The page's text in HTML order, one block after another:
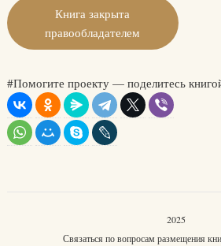
Книга закрыта
правообладателем
#Помогите проекту — поделитесь
2025
Связаться по вопросам размещения